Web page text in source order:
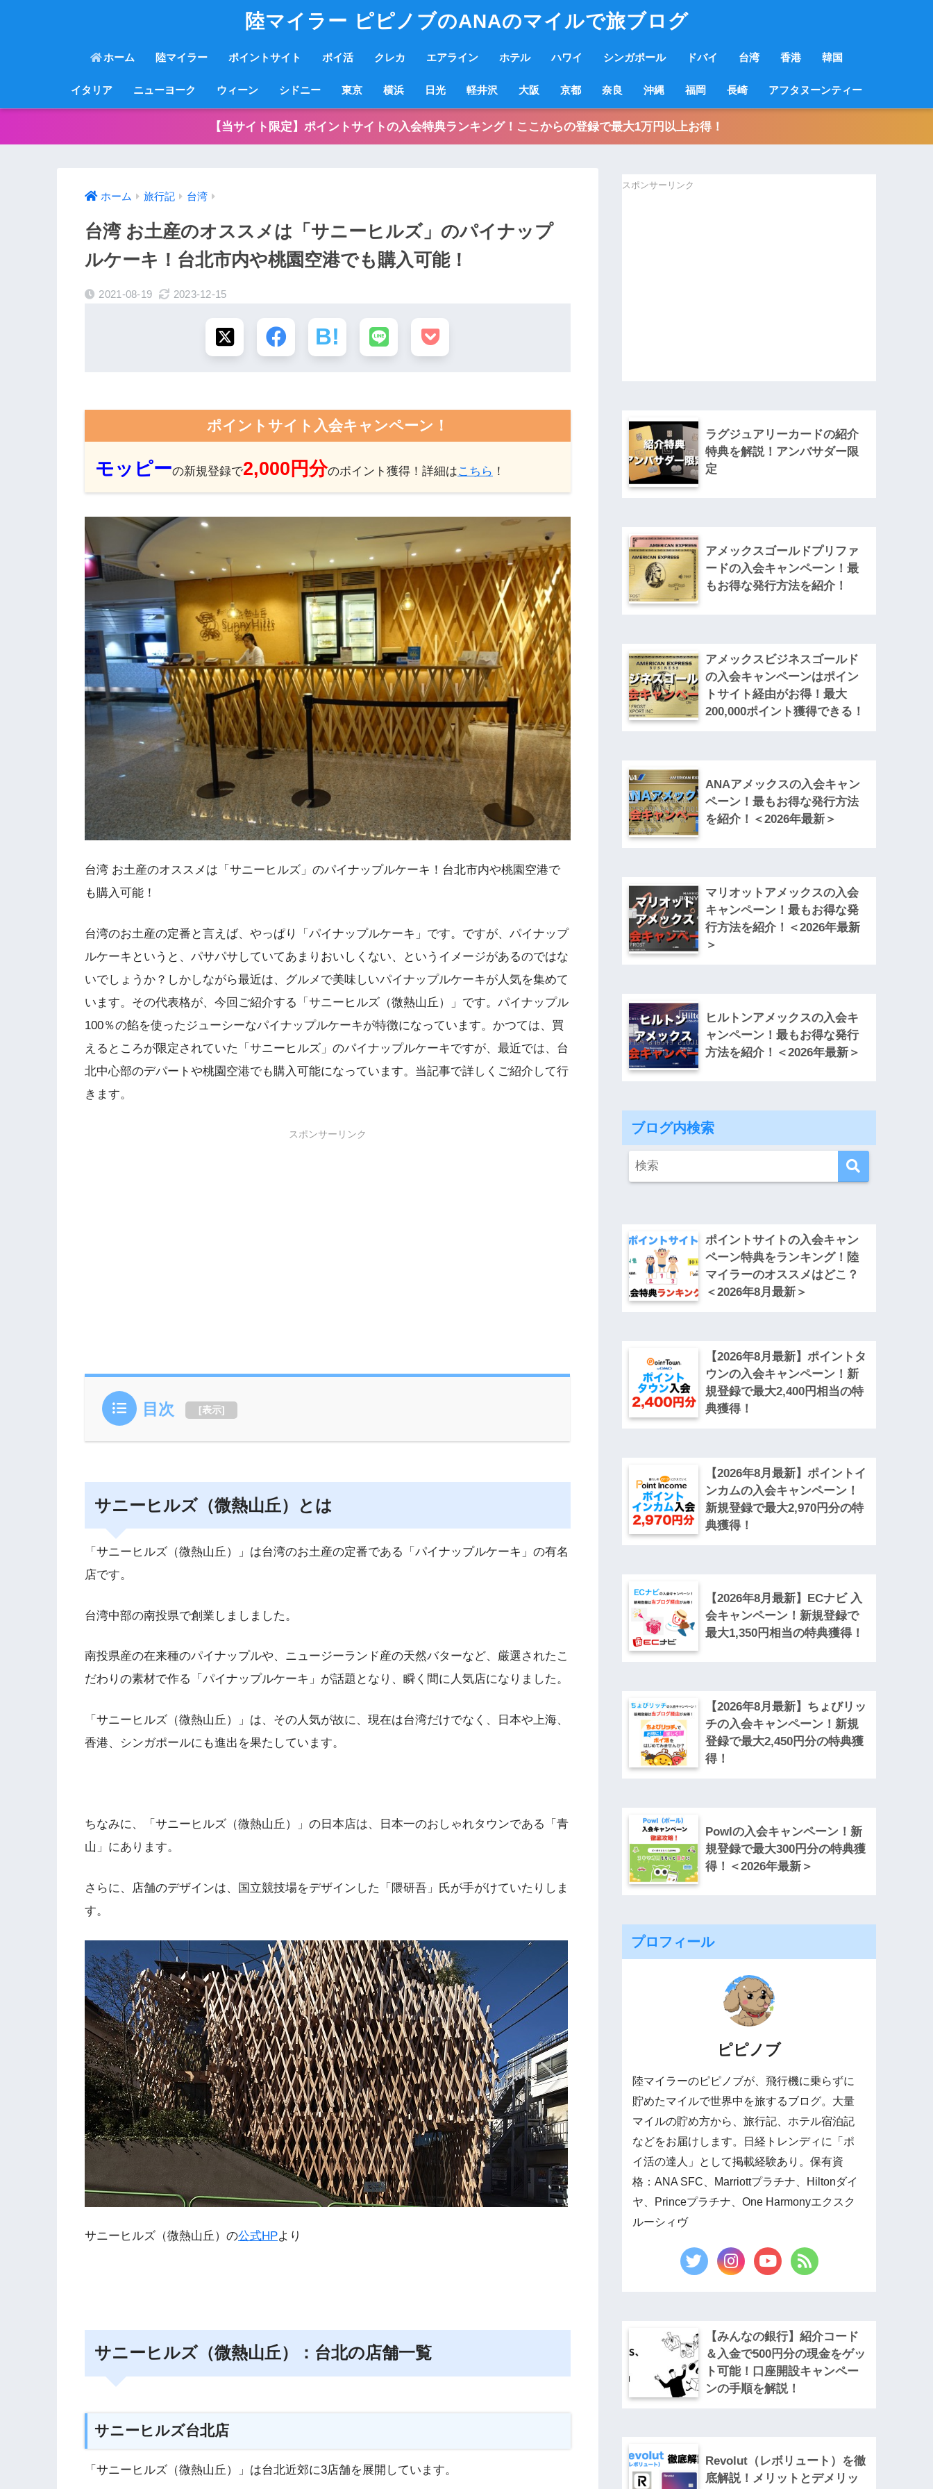
陸マイラー ピピノブのANAのマイルで旅ブログ
ホーム 陸マイラー ポイントサイト ポイ活 クレカ エアライン ホテル ハワイ シンガポール ドバイ 台湾 香港 韓国
イタリア ニューヨーク ウィーン シドニー 東京 横浜 日光 軽井沢 大阪 京都 奈良 沖縄 福岡 長崎 アフタヌーンティー
【当サイト限定】ポイントサイトの入会特典ランキング！ここからの登録で最大1万円以上お得！
ホーム 旅行記 台湾
台湾 お土産のオススメは「サニーヒルズ」のパイナップ
ルケーキ！台北市内や桃園空港でも購入可能！
2021-08-19 2023-12-15
ポイントサイト入会キャンペーン！
モッピーの新規登録で2,000円分のポイント獲得！詳細はこちら ！
台湾 お土産のオススメは「サニーヒルズ」のパイナップルケーキ！台北市内や桃園空港で
も購入可能！
台湾のお土産の定番と言えば、やっぱり「パイナップルケーキ」です。ですが、パイナップ
ルケーキというと、パサパサしていてあまりおいしくない、というイメージがあるのではな
いでしょうか？しかしながら最近は、グルメで美味しいパイナップルケーキが人気を集めて
います。その代表格が、今回ご紹介する「サニーヒルズ（微熱山丘）」です。パイナップル
100％の餡を使ったジューシーなパイナップルケーキが特徴になっています。かつては、買
えるところが限定されていた「サニーヒルズ」のパイナップルケーキですが、最近では、台
北中心部のデパートや桃園空港でも購入可能になっています。当記事で詳しくご紹介して行
きます。
スポンサーリンク
目次 [表示]
サニーヒルズ（微熱山丘）とは
「サニーヒルズ（微熱山丘）」は台湾のお土産の定番である「パイナップルケーキ」の有名
店です。
台湾中部の南投県で創業しましました。
南投県産の在来種のパイナップルや、ニュージーランド産の天然バターなど、厳選されたこ
だわりの素材で作る「パイナップルケーキ」が話題となり、瞬く間に人気店になりました。
「サニーヒルズ（微熱山丘）」は、その人気が故に、現在は台湾だけでなく、日本や上海、
香港、シンガポールにも進出を果たしています。
ちなみに、「サニーヒルズ（微熱山丘）」の日本店は、日本一のおしゃれタウンである「青
山」にあります。
さらに、店舗のデザインは、国立競技場をデザインした「隈研吾」氏が手がけていたりしま
す。
サニーヒルズ（微熱山丘）の公式HPより
サニーヒルズ（微熱山丘）：台北の店舗一覧
サニーヒルズ台北店
「サニーヒルズ（微熱山丘）」は台北近郊に3店舗を展開しています。
スポンサーリンク
ラグジュアリーカードの紹介
特典を解説！アンバサダー限
定
アメックスゴールドプリファ
ードの入会キャンペーン！最
もお得な発行方法を紹介！
アメックスビジネスゴールド
の入会キャンペーンはポイン
トサイト経由がお得！最大
200,000ポイント獲得できる！
ANAアメックスの入会キャン
ペーン！最もお得な発行方法
を紹介！＜2026年最新＞
マリオットアメックスの入会
キャンペーン！最もお得な発
行方法を紹介！＜2026年最新
＞
ヒルトンアメックスの入会キ
ャンペーン！最もお得な発行
方法を紹介！＜2026年最新＞
ブログ内検索
ポイントサイトの入会キャン
ペーン特典をランキング！陸
マイラーのオススメはどこ？
＜2026年8月最新＞
【2026年8月最新】ポイントタ
ウンの入会キャンペーン！新
規登録で最大2,400円相当の特
典獲得！
【2026年8月最新】ポイントイ
ンカムの入会キャンペーン！
新規登録で最大2,970円分の特
典獲得！
【2026年8月最新】ECナビ 入
会キャンペーン！新規登録で
最大1,350円相当の特典獲得！
【2026年8月最新】ちょびリッ
チの入会キャンペーン！新規
登録で最大2,450円分の特典獲
得！
Powlの入会キャンペーン！新
規登録で最大300円分の特典獲
得！＜2026年最新＞
プロフィール
ピピノブ
陸マイラーのピピノブが、飛行機に乗らずに
貯めたマイルで世界中を旅するブログ。大量
マイルの貯め方から、旅行記、ホテル宿泊記
などをお届けします。日経トレンディに「ポ
イ活の達人」として掲載経験あり。保有資
格：ANA SFC、Marriottプラチナ、Hiltonダイ
ヤ、Princeプラチナ、One Harmonyエクスク
ルーシィヴ
【みんなの銀行】紹介コード
＆入金で500円分の現金をゲッ
ト可能！口座開設キャンペー
ンの手順を解説！
Revolut（レボリュート）を徹
底解説！メリットとデメリッ